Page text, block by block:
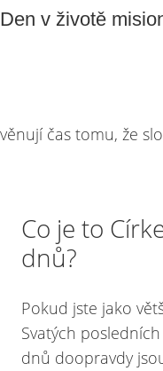
Den v životě
Co je to
dnů?
Pokud jste jako
Svatých
dnů doopravdy